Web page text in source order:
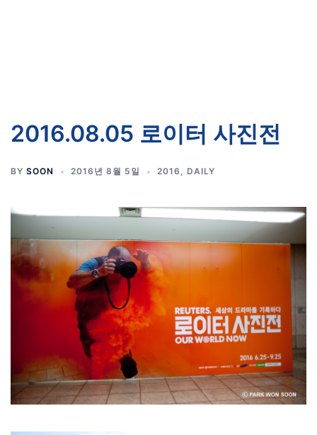
2016.08.05 로이터 사진전
BY SOON 2016년 8월 5일 2016 , DAILY